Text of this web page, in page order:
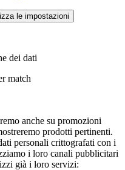
le impostazioni
dei dati
match
anche su promozioni
prodotti pertinenti.
personali crittografati con i
i loro canali pubblicitari
già i loro servizi: